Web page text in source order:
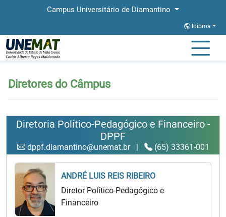
Campus Universitário de Diamantino
Idioma
Página Inicial
Diretores do Câmpus
Diretoria Político-Pedagógico e Financeiro -
DPPF
dppf.diamantino@unemat.br | (65) 33361-001
ANDRÉ LUIS REIS RIBEIRO
Diretor Político-Pedagógico e
Financeiro